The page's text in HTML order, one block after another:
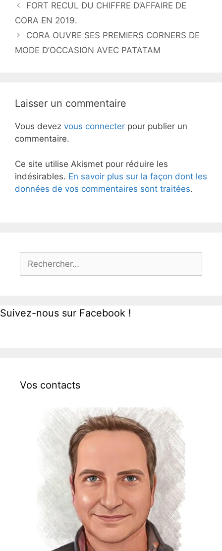
FORT RECUL DU CHIFFRE D’AFFAIRE DE
CORA EN 2019.
CORA OUVRE SES PREMIERS CORNERS DE
MODE D’OCCASION AVEC PATATAM
Laisser un commentaire
Vous devez vous connecter pour publier un
commentaire.
Ce site utilise Akismet pour réduire les
indésirables. En savoir plus sur la façon dont les
données de vos commentaires sont traitées.
Rechercher :
Suivez-nous sur Facebook !
Vos contacts